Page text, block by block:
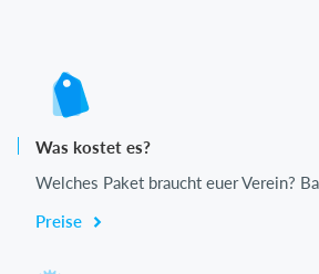
Was kostet es?
Welches Paket braucht euer Verein?
Preise